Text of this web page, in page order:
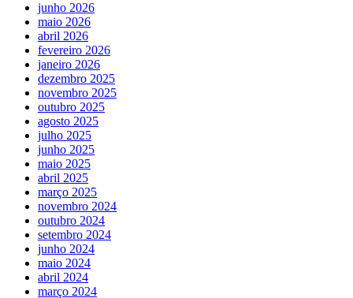
junho 2026
maio 2026
abril 2026
fevereiro 2026
janeiro 2026
dezembro 2025
novembro 2025
outubro 2025
agosto 2025
julho 2025
junho 2025
maio 2025
abril 2025
março 2025
novembro 2024
outubro 2024
setembro 2024
junho 2024
maio 2024
abril 2024
março 2024